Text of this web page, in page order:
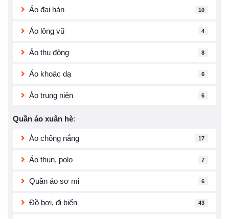
Áo đại hàn 10
Áo lông vũ 4
Áo thu đông 8
Áo khoác dạ 6
Áo trung niên 6
Quần áo xuân hè:
Áo chống nắng 17
Áo thun, polo 7
Quần áo sơ mi 6
Đồ bơi, đi biển 43